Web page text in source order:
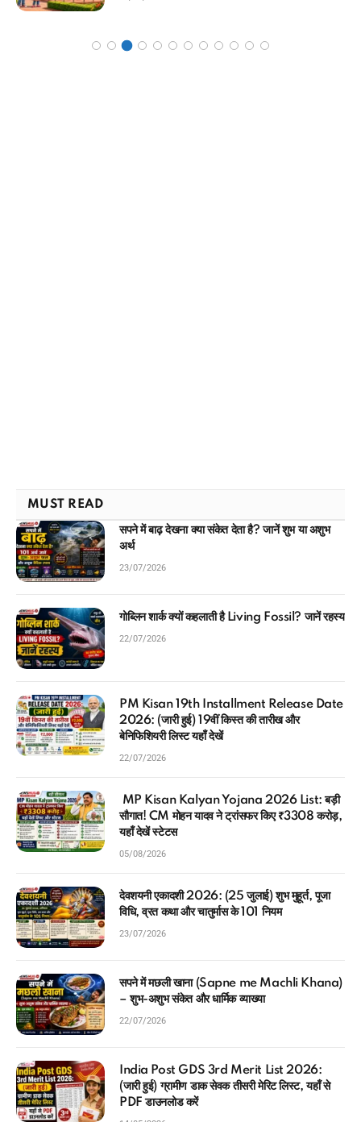
MUST READ
सपने में बाढ़ देखना क्या संकेत देता है? जानें शुभ या अशुभ
अर्थ
23/07/2026
गोब्लिन शार्क क्यों कहलाती है Living Fossil? जानें रहस्य
22/07/2026
PM Kisan 19th Installment Release Date
2026: (जारी हुई) 19वीं किस्त की तारीख और
बेनिफिशियरी लिस्ट यहाँ देखें
22/07/2026
MP Kisan Kalyan Yojana 2026 List: बड़ी
सौगात! CM मोहन यादव ने ट्रांसफर किए ₹3308 करोड़,
यहाँ देखें स्टेटस
05/08/2026
देवशयनी एकादशी 2026: (25 जुलाई) शुभ मुहूर्त, पूजा
विधि, व्रत कथा और चातुर्मास के 101 नियम
23/07/2026
सपने में मछली खाना (Sapne me Machli Khana)
– शुभ-अशुभ संकेत और धार्मिक व्याख्या
22/07/2026
India Post GDS 3rd Merit List 2026:
(जारी हुई) ग्रामीण डाक सेवक तीसरी मेरिट लिस्ट, यहाँ से
PDF डाउनलोड करें